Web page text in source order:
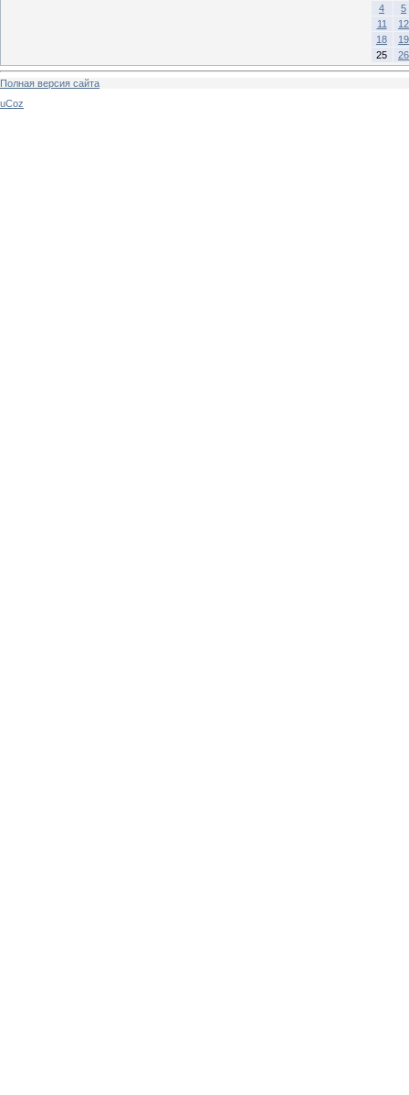
4
5
11
12
18
19
25
26
Полная версия сайта
uCoz